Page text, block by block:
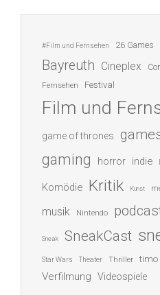
#Film und Fernsehen 26 Games
Bayreuth Cineplex
Fernsehen Festival
Film und
game of thrones
gaming horror indie
Komödie Kritik Kunst
musik Nintendo
Sneak SneakCast
Star Wars Theater Thriller timo
Verfilmung Videospiele